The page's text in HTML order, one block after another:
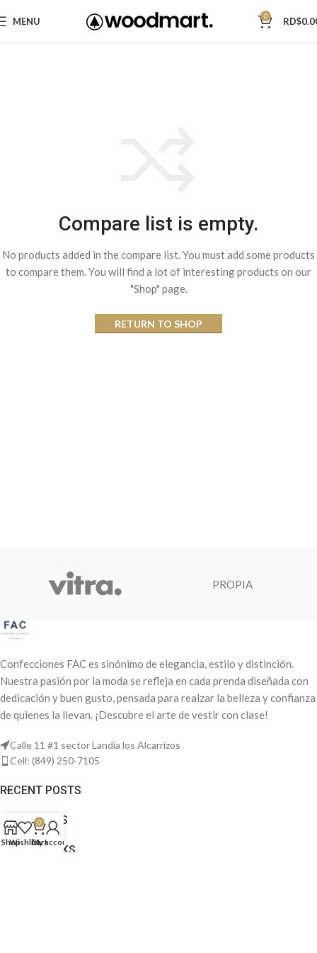
MENU 0 RD$
Compare list is empty.
No products added in the compare list. You must add some products
to compare them. You will find a lot of interesting products on our
"Shop" page.
RETURN TO SHOP
PROPIA
Confecciones FAC es sinónimo de elegancia, estilo y distinción.
Nuestra pasión por la moda se refleja en cada prenda diseñada con
dedicación y buen gusto, pensada para realzar la belleza y confianza
de quienes la llevan. ¡Descubre el arte de vestir con clase!
Calle 11 #1 sector Landia los Alcarrizos
Cell: (849) 250-7105
RECENT POSTS
OUR STORES
USEFUL LINKS
ShopWishlist
0
Cart
My account